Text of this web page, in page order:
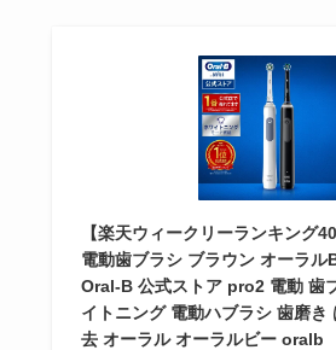
【楽天ウィークリーランキング
電動歯ブラシ ブラウン オーラ
Oral-B 公式ストア pro2 電動 歯
イトニング 電動ハブラシ 歯磨き
去 オーラル オーラルビー oralb